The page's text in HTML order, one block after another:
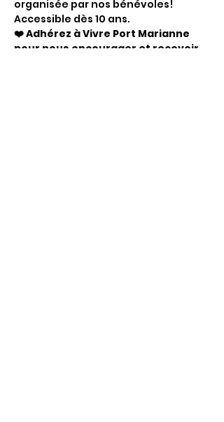
organisée par nos bénévoles!
Accessible dès 10 ans.
❤️ Adhérez à Vivre Port Marianne
pour nous encourager et recevoir